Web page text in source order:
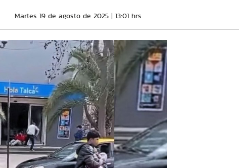
Martes 19 de agosto de 2025 13:01 hrs